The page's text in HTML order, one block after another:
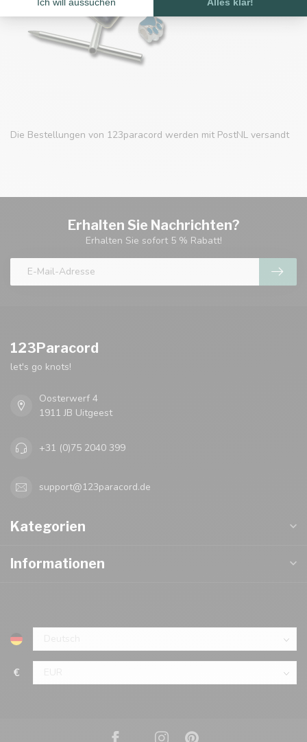
Die Bestellungen von 123paracord werden mit PostNL versandt
Erhalten Sie Nachrichten?
Erhalten Sie sofort 5 % Rabatt!
123Paracord
let's go knots!
Oosterwerf 4
1911 JB Uitgeest
+31 (0)75 2040 399
support@123paracord.de
Kategorien
Informationen
€